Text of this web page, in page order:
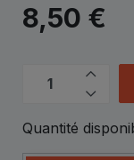
8,50 €
Quantité